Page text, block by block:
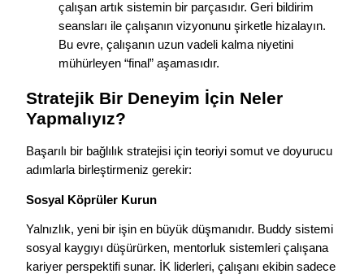
çalışan artık sistemin bir parçasıdır. Geri bildirim
seansları ile çalışanın vizyonunu şirketle hizalayın.
Bu evre, çalışanın uzun vadeli kalma niyetini
mühürleyen “final” aşamasıdır.
Stratejik Bir Deneyim İçin Neler
Yapmalıyız?
Başarılı bir bağlılık stratejisi için teoriyi somut ve doyurucu
adımlarla birleştirmeniz gerekir:
Sosyal Köprüler Kurun
Yalnızlık, yeni bir işin en büyük düşmanıdır. Buddy sistemi
sosyal kaygıyı düşürürken, mentorluk sistemleri çalışana
kariyer perspektifi sunar. İK liderleri, çalışanı ekibin sadece